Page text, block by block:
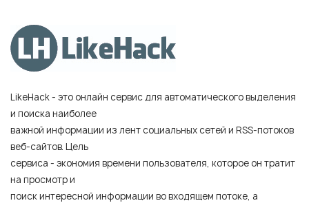
LikeHack - это онлайн сервис для автоматического выделения
и поиска наиболее
важной информации из лент социальных сетей и RSS-потоков
веб-сайтов. Цель
сервиса - экономия времени пользователя, которое он тратит
на просмотр и
поиск интересной информации во входящем потоке, а